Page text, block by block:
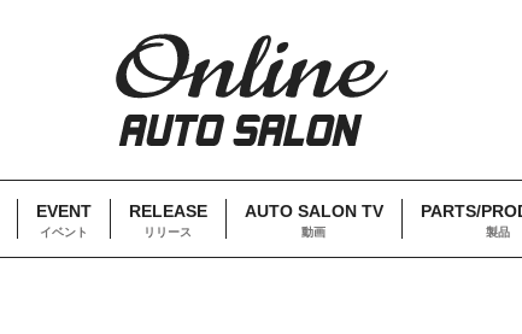
EVENT
イベント
RELEASE
リリース
AUTO SALON TV
動画
PARTS/
製品